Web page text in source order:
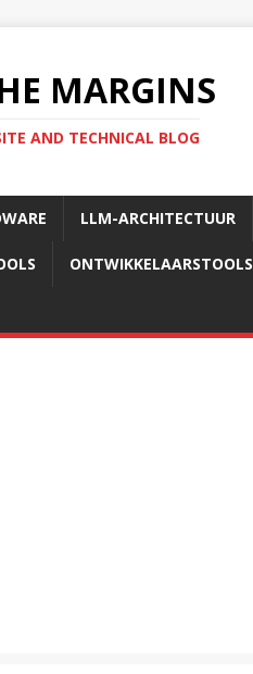
MARGINS
AND TECHNICAL BLOG
LLM-ARCHITECTUUR
ONTWIKKELAARSTOOLS